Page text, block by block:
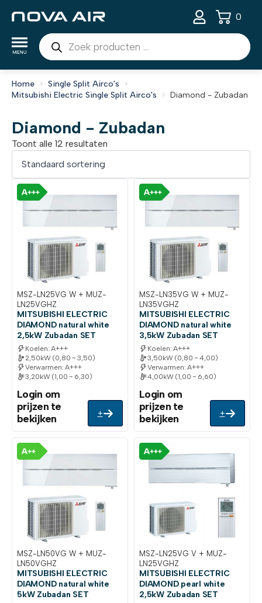
Producten
zoeken
0
Home
Single Split Airco's
Mitsubishi Electric Single Split Airco's
Diamond - Zubadan
Diamond - Zubadan
Toont alle 12 resultaten
Koelen: A+++
2,50kW (0,80 ~ 3,50)
Verwarmen: A+++
3,20kW (1,00 ~ 6,30)
MSZ-LN25VG W + MUZ-
LN25VGHZ
MITSUBISHI ELECTRIC
DIAMOND natural white
2,5kW Zubadan SET
Login om
prijzen te
bekijken
+
Koelen: A+++
3,50kW (0,80 ~ 4,00)
Verwarmen: A+++
4,00kW (1,00 ~ 6,60)
MSZ-LN35VG W + MUZ-
LN35VGHZ
MITSUBISHI ELECTRIC
DIAMOND natural white
3,5kW Zubadan SET
Login om
prijzen te
bekijken
+
MSZ-LN50VG W + MUZ-
LN50VGHZ
MITSUBISHI ELECTRIC
DIAMOND natural white
5kW Zubadan SET
MSZ-LN25VG V + MUZ-
LN25VGHZ
MITSUBISHI ELECTRIC
DIAMOND pearl white
2,5kW Zubadan SET